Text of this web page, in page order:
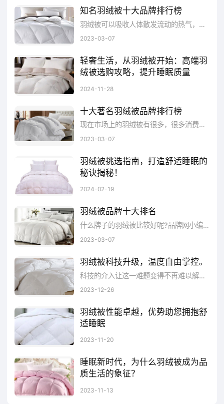
单位,安徽霞珍羽绒股份有限公司)
8、恒源祥(始于1927年.中华老字号,中国
驰名商标,国家级企业技术中心,全球比较大的绒
线制造商之一,恒源祥(集团)有限公司)
9、梦洁家纺(创于1956年,中国驰名商标,
曾获中国名牌,中国品牌500强,国内家纺行业的
领头羊之一,湖南梦洁家纺股份有限公司)
10、羽魅(江苏著名商标,一直专注于高端
鹅绒被的开发与生产,南通黛姿纺织品有限公
司)
来源 品牌网 转载请注明出处
知名羽绒被十大品牌排行榜
羽绒被可以吸收人体散发流动的热气，隔绝外界冷空气的入侵。羽绒被品牌都有哪些?羽绒被都有什么品牌?买羽绒被什么牌子好?下面，中国品...
2023-03-07
轻奢生活，从羽绒被开始：高端羽
绒被选购攻略，提升睡眠质量
2024-11-28
十大著名羽绒被品牌排行榜
​现在市场上的羽绒被有很多，很多消费者们在选购被子的时候是很倾向于选购羽绒被的，那么，大家对羽绒被品牌了解多少？下面小编给大家详细说说羽绒被十大品牌排行榜！
2023-03-07
羽绒被挑选指南，打造舒适睡眠的
秘诀揭秘！
2024-02-19
羽绒被品牌十大排名
什么牌子的羽绒被比较好呢?品牌网小编根据消费者的口碑以及羽绒被的销量整理了羽绒被十大品牌排行榜!希望能够对您选购什么牌子的羽...
2023-03-07
羽绒被科技升级，温度自由掌控。
科技的介入让这一难题变得不再难以解决。用户可以通过手机APP或智能家居设备，随时随地对羽绒被的温度进行调整。一些羽绒被内置了智能睡眠监测系统，通过对用户的睡眠状态进行实时监测，分析用户的睡眠质量，提供个性化的改善建议。这种智能的健康呵护，使羽绒被不仅仅是保暖的工具，更是关心用户全方位健康的智能伴侣。
2023-12-26
羽绒被性能卓越，优势助您拥抱舒
适睡眠
2023-11-20
睡眠新时代，为什么羽绒被成为品
质生活的象征？
2023-11-13